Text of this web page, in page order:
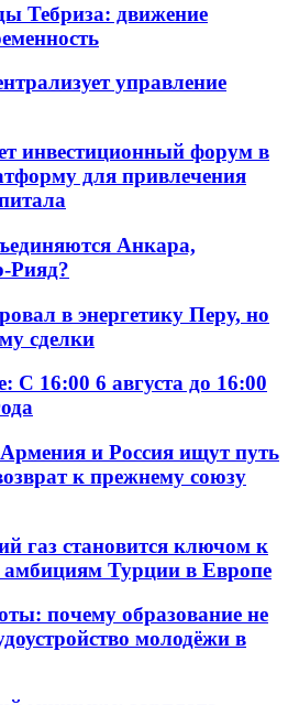
Тебриза: движение
управление
инвестиционный форум в
для привлечения
Анкара,
Рияд?
в энергетику Перу, но
сделки
С 16:00 6 августа до 16:00
и Россия ищут путь
к прежнему союзу
газ становится ключом к
амбициям Турции в Европе
почему образование не
молодёжи в